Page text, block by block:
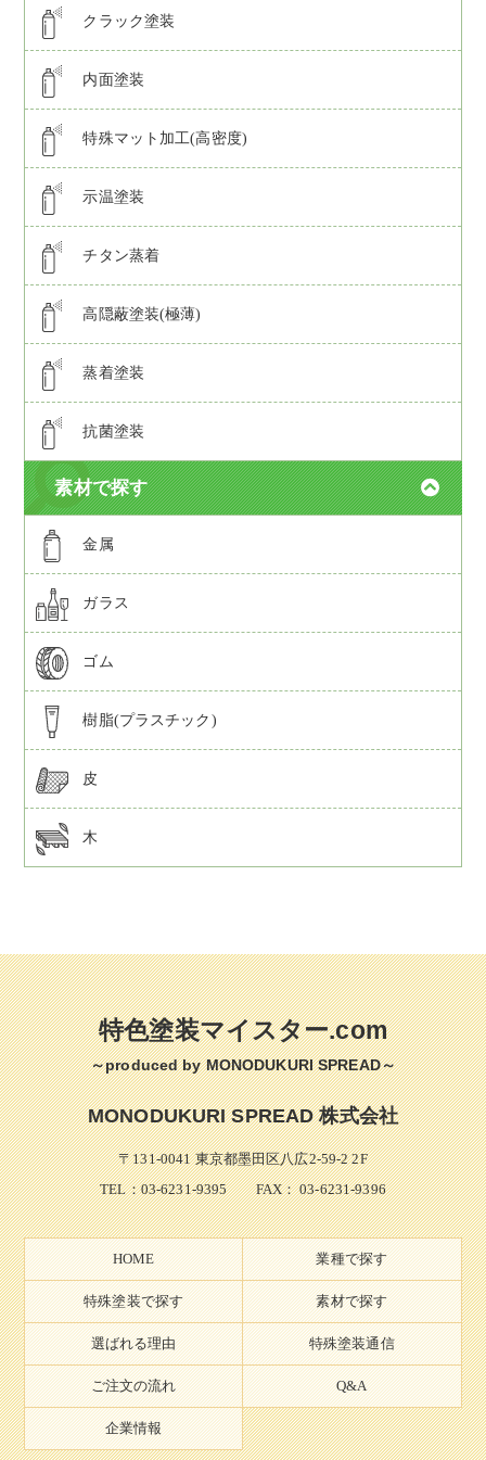
クラック塗装
内面塗装
特殊マット加工(高密度)
示温塗装
チタン蒸着
高隠蔽塗装(極薄)
蒸着塗装
抗菌塗装
素材で探す
金属
ガラス
ゴム
樹脂(プラスチック)
皮
木
特色塗装マイスター.com
～produced by MONODUKURI SPREAD～
MONODUKURI SPREAD 株式会社
〒131-0041 東京都墨田区八広2-59-2 2F
TEL：03-6231-9395FAX： 03-6231-9396
HOME 業種で探す
特殊塗装で探す 素材で探す
選ばれる理由 特殊塗装通信
ご注文の流れ Q&A
企業情報